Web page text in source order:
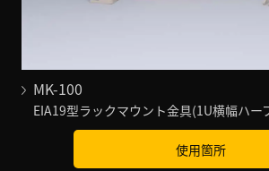
MK-100
EIA19型ラックマウント金具(1U横幅ハー
使用箇所